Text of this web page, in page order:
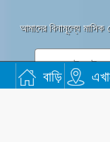
বাড়ি
আমাদের বিনামূল্যে